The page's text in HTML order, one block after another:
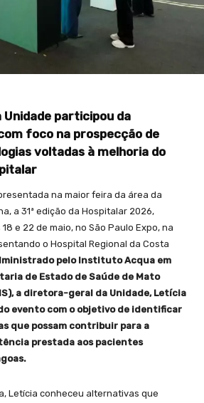
participou da
foco na prospecção de
voltadas à melhoria do
na maior feira da área da
a 31ª edição da Hospitalar 2026,
e 22 de maio, no São Paulo Expo, na
o Hospital Regional da Costa
pelo Instituto Acqua em
de Estado de Saúde de Mato
a diretora-geral da Unidade, Letícia
evento com o objetivo de identificar
que possam contribuir para a
prestada aos pacientes
Letícia conheceu alternativas que